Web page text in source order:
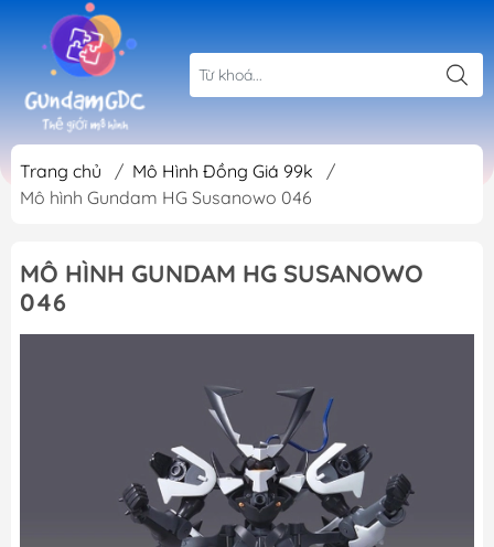
Trang chủ / Mô Hình Đồng Giá 99k
/
Mô hình Gundam HG Susanowo 046
MÔ HÌNH GUNDAM HG SUSANOWO
046